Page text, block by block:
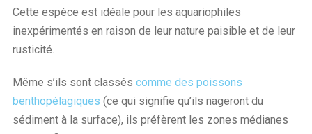
Cette espèce est idéale pour les aquariophiles
inexpérimentés en raison de leur nature paisible et de leur
rusticité.
Même s’ils sont classés comme des poissons
benthopélagiques (ce qui signifie qu’ils nageront du
sédiment à la surface), ils préfèrent les zones médianes